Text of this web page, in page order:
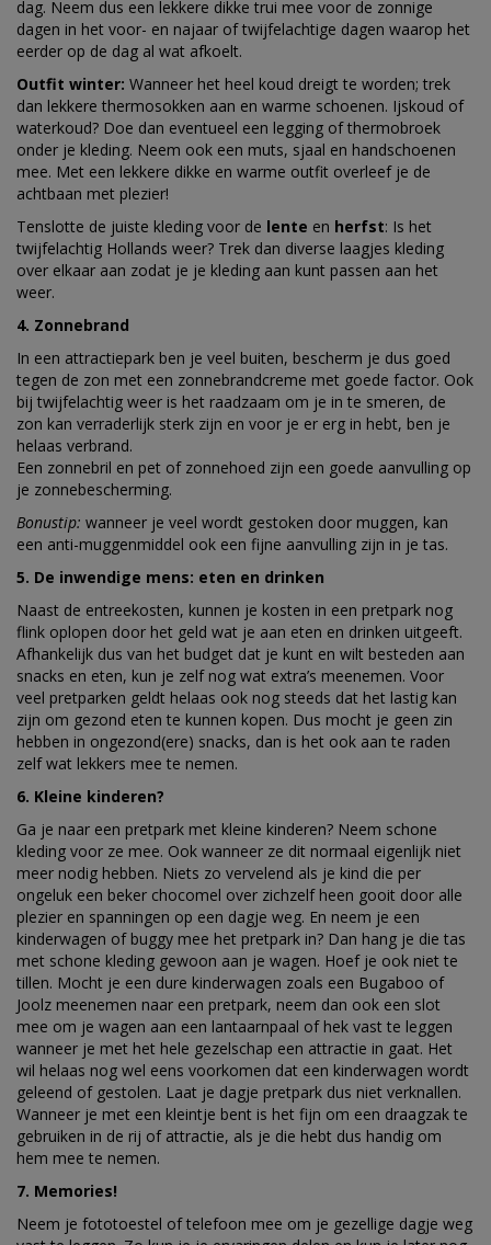
dag. Neem dus een lekkere dikke trui mee voor de zonnige
dagen in het voor- en najaar of twijfelachtige dagen waarop het
eerder op de dag al wat afkoelt.
Outfit winter: Wanneer het heel koud dreigt te worden; trek
dan lekkere thermosokken aan en warme schoenen. Ijskoud of
waterkoud? Doe dan eventueel een legging of thermobroek
onder je kleding. Neem ook een muts, sjaal en handschoenen
mee. Met een lekkere dikke en warme outfit overleef je de
achtbaan met plezier!
Tenslotte de juiste kleding voor de lente en herfst: Is het
twijfelachtig Hollands weer? Trek dan diverse laagjes kleding
over elkaar aan zodat je je kleding aan kunt passen aan het
weer.
4. Zonnebrand
In een attractiepark ben je veel buiten, bescherm je dus goed
tegen de zon met een zonnebrandcreme met goede factor. Ook
bij twijfelachtig weer is het raadzaam om je in te smeren, de
zon kan verraderlijk sterk zijn en voor je er erg in hebt, ben je
helaas verbrand.
Een zonnebril en pet of zonnehoed zijn een goede aanvulling op
je zonnebescherming.
Bonustip: wanneer je veel wordt gestoken door muggen, kan
een anti-muggenmiddel ook een fijne aanvulling zijn in je tas.
5. De inwendige mens: eten en drinken
Naast de entreekosten, kunnen je kosten in een pretpark nog
flink oplopen door het geld wat je aan eten en drinken uitgeeft.
Afhankelijk dus van het budget dat je kunt en wilt besteden aan
snacks en eten, kun je zelf nog wat extra’s meenemen. Voor
veel pretparken geldt helaas ook nog steeds dat het lastig kan
zijn om gezond eten te kunnen kopen. Dus mocht je geen zin
hebben in ongezond(ere) snacks, dan is het ook aan te raden
zelf wat lekkers mee te nemen.
6. Kleine kinderen?
Ga je naar een pretpark met kleine kinderen? Neem schone
kleding voor ze mee. Ook wanneer ze dit normaal eigenlijk niet
meer nodig hebben. Niets zo vervelend als je kind die per
ongeluk een beker chocomel over zichzelf heen gooit door alle
plezier en spanningen op een dagje weg. En neem je een
kinderwagen of buggy mee het pretpark in? Dan hang je die tas
met schone kleding gewoon aan je wagen. Hoef je ook niet te
tillen. Mocht je een dure kinderwagen zoals een Bugaboo of
Joolz meenemen naar een pretpark, neem dan ook een slot
mee om je wagen aan een lantaarnpaal of hek vast te leggen
wanneer je met het hele gezelschap een attractie in gaat. Het
wil helaas nog wel eens voorkomen dat een kinderwagen wordt
geleend of gestolen. Laat je dagje pretpark dus niet verknallen.
Wanneer je met een kleintje bent is het fijn om een draagzak te
gebruiken in de rij of attractie, als je die hebt dus handig om
hem mee te nemen.
7. Memories!
Neem je fototoestel of telefoon mee om je gezellige dagje weg